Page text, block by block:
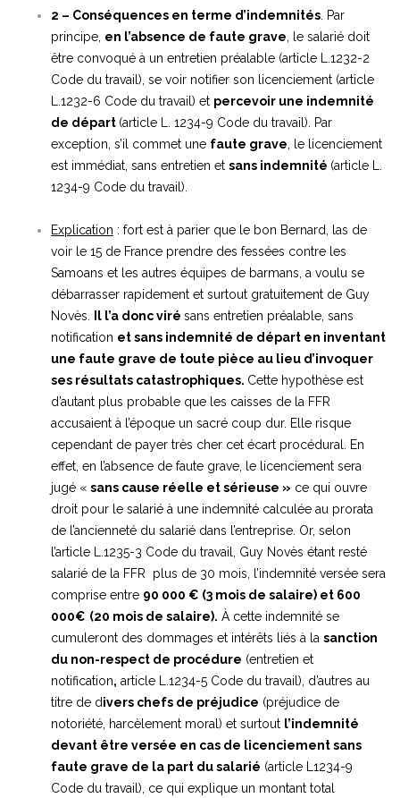
2 – Conséquences en terme d’indemnités . Par
principe, en l’absence de faute grave , le salarié doit
être convoqué à un entretien préalable (article L.1232-2
Code du travail), se voir notifier son licenciement (article
L.1232-6 Code du travail) et percevoir une indemnité
de départ (article L. 1234-9 Code du travail). Par
exception, s’il commet une faute grave , le licenciement
est immédiat, sans entretien et sans indemnité (article L.
1234-9 Code du travail).
Explication : fort est à parier que le bon Bernard, las de
voir le 15 de France prendre des fessées contre les
Samoans et les autres équipes de barmans, a voulu se
débarrasser rapidement et surtout gratuitement de Guy
Novès.
Il l’a donc viré sans entretien préalable, sans
notification et sans indemnité de départ en inventant
une faute grave de toute pièce au lieu d’invoquer
ses résultats catastrophiques. Cette hypothèse est
d’autant plus probable que les caisses de la FFR
accusaient à l’époque un sacré coup dur. Elle risque
cependant de payer très cher cet écart procédural. En
effet, en l’absence de faute grave, le licenciement sera
jugé « sans cause réelle et sérieuse » ce qui ouvre
droit pour le salarié à une indemnité calculée au prorata
de l’ancienneté du salarié dans l’entreprise. Or, selon
l’article L.1235-3 Code du travail, Guy Novès étant resté
salarié de la FFR plus de 30 mois, l’indemnité versée sera
comprise entre 90 000 € (3 mois de salaire) et 600
000€ (20 mois de salaire). À cette indemnité se
cumuleront des dommages et intérêts liés à la sanction
du non-respect de procédure (entretien et
notification, article L.1234-5 Code du travail), d’autres au
titre de divers chefs de préjudice (préjudice de
notoriété, harcèlement moral) et surtout l’indemnité
devant être versée en cas de licenciement sans
faute grave de la part du salarié (article L1234-9
Code du travail), ce qui explique un montant total